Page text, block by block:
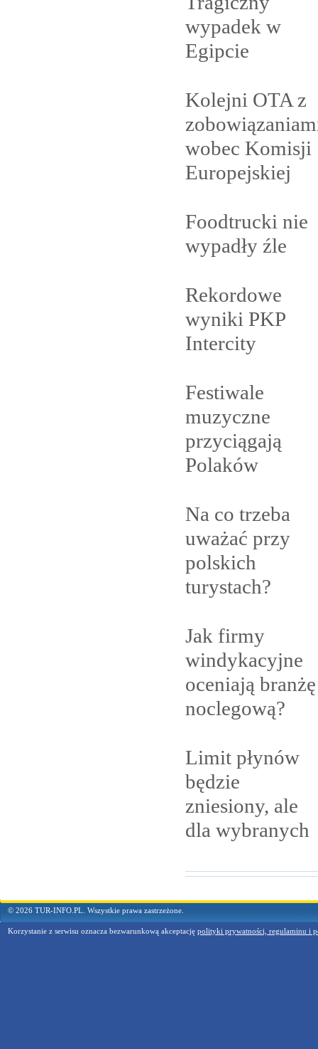
wypadek w
Egipcie
Kolejni OTA z
wobec Komisji
Europejskiej
Foodtrucki nie
wypadły źle
Rekordowe
wyniki PKP
Intercity
Festiwale
muzyczne
przyciągają
Polaków
Na co trzeba
uważać przy
polskich
turystach?
Jak firmy
windykacyjne
oceniają branżę
noclegową?
Limit płynów
będzie
zniesiony, ale
dla wybranych
© 2026 TUR-INFO.PL. Wszystkie prawa zastrzeżone.
Korzystanie z serwisu oznacza bezwarunkową akceptację polityki prywatności, regulaminu i